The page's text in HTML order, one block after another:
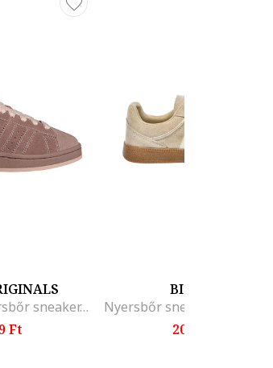
Campus 00s nyersbőr sneaker, Púderrózsaszín
Ft
BIG STAR
20.799 Ft